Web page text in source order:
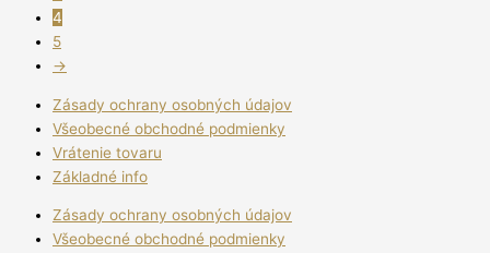
4
5
→
Zásady ochrany osobných údajov
Všeobecné obchodné podmienky
Vrátenie tovaru
Základné info
Zásady ochrany osobných údajov
Všeobecné obchodné podmienky